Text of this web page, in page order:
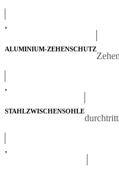
,
ALUMINIUM-ZEHENSCHUTZ
,
STAHLZWISCHENSOHLE
,